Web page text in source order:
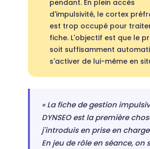
pendant. En plein accès
d'impulsivité, le cortex
est trop occupé pour
fiche. L'objectif est que le
soit suffisamment
s'activer de lui-même en
« La fiche de gestion
DYNSEO est la première
j'introduis en prise en charge
En jeu de rôle en séance, on